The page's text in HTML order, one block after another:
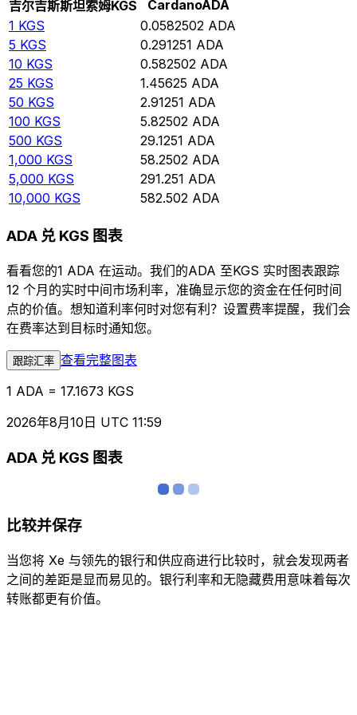
吉尔吉斯斯坦索姆KGS CardanoADA
1 KGS 0.0582502 ADA
5 KGS 0.291251 ADA
10 KGS 0.582502 ADA
25 KGS 1.45625 ADA
50 KGS 2.91251 ADA
100 KGS 5.82502 ADA
500 KGS 29.1251 ADA
1,000 KGS 58.2502 ADA
5,000 KGS 291.251 ADA
10,000 KGS 582.502 ADA
ADA 兑 KGS 图表
看看您的1 ADA 在运动。我们的ADA 至KGS 实时图表跟踪
12 个月的实时中间市场利率，准确显示您的资金在任何时间
点的价值。想知道利率何时对您有利？设置费率提醒，我们会
在费率达到目标时通知您。
跟踪汇率 查看完整图表
1 ADA = 17.1673 KGS
2026年8月10日 UTC 11:59
ADA 兑 KGS 图表
比较并保存
当您将 Xe 与领先的银行和供应商进行比较时，就会发现两者
之间的差距是显而易见的。银行利率和无隐藏费用意味着每次
转账都更有价值。